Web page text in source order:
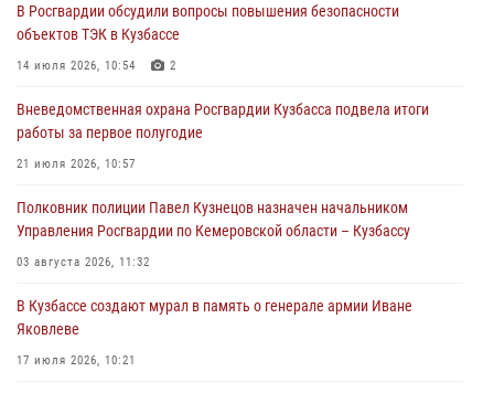
05 августа 2026, 08:50
Росгвардейцы пресекли нарушение общественного порядка на
05 августа 2026, 08:10
Росгвардейцы в Юрге пресекли попытку проникновения на
05 августа 2026, 07:45
В Росгвардии обсудили вопросы повышения безопасности
объектов ТЭК в Кузбассе
14 июля 2026, 10:54 2
Вневедомственная охрана Росгвардии Кузбасса подвела итоги
работы за первое полугодие
21 июля 2026, 10:57
Полковник полиции Павел Кузнецов назначен начальником
Управления Росгвардии по Кемеровской области – Кузбассу
03 августа 2026, 11:32
В Кузбассе создают мурал в память о генерале армии Иване
Яковлеве
17 июля 2026, 10:21